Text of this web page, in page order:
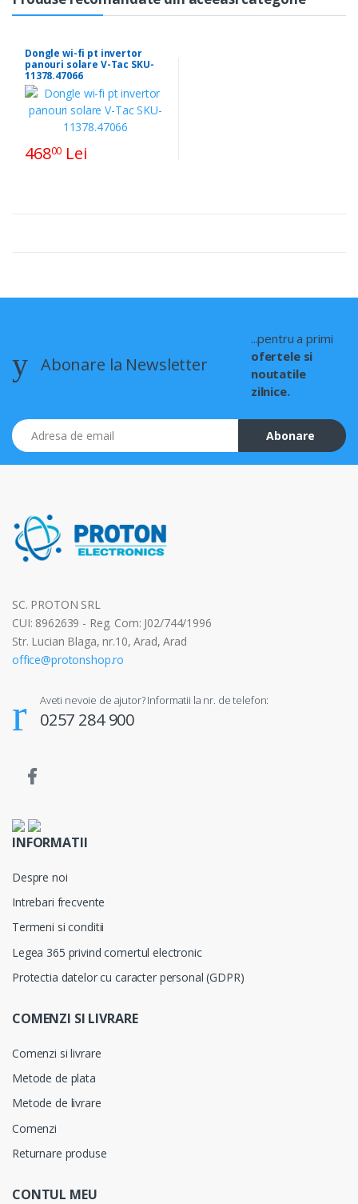
Dongle wi-fi pt invertor
panouri solare V-Tac SKU-
11378.47066
46800 Lei
Abonare la Newsletter
...pentru a primi
ofertele si
noutatile
zilnice.
Adresa de email
Abonare
SC. PROTON SRL
CUI: 8962639 - Reg. Com: J02/744/1996
Str. Lucian Blaga, nr.10, Arad, Arad
office@protonshop.ro
Aveti nevoie de ajutor? Informatii la nr. de telefon:
0257 284 900
INFORMATII
Despre noi
Intrebari frecvente
Termeni si conditii
Legea 365 privind comertul electronic
Protectia datelor cu caracter personal (GDPR)
COMENZI SI LIVRARE
Comenzi si livrare
Metode de plata
Metode de livrare
Comenzi
Returnare produse
CONTUL MEU